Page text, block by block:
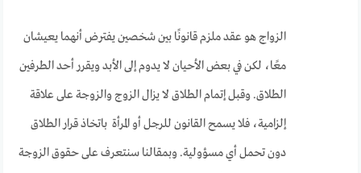
الزواج هو عقد ملزم قانونًا بين شخصين يفترض أنهما يعيشان
معًا، لكن في بعض الأحيان لا يدوم إلى الأبد ويقرر أحد الطرفين
الطلاق. وقبل إتمام الطلاق لا يزال الزوج والزوجة على علاقة
إلزامية، فلا يسمح القانون للرجل أو المرأة باتخاذ قرار الطلاق
دون تحمل أي مسؤولية. وبمقالنا سنتعرف على حقوق الزوجة